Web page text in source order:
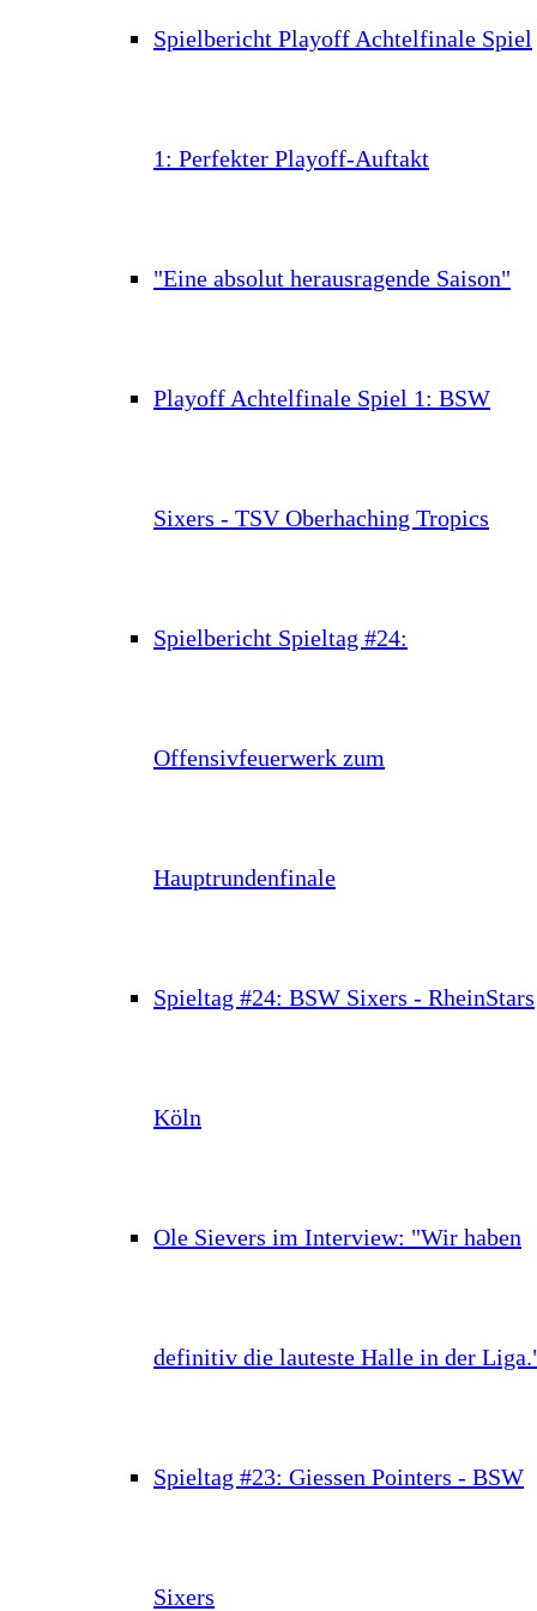
Spielbericht Playoff Achtelfinale Spiel
1: Perfekter Playoff-Auftakt
"Eine absolut herausragende Saison"
Playoff Achtelfinale Spiel 1: BSW
Sixers - TSV Oberhaching Tropics
Spielbericht Spieltag #24:
Offensivfeuerwerk zum
Hauptrundenfinale
Spieltag #24: BSW Sixers - RheinStars
Köln
Ole Sievers im Interview: "Wir haben
definitiv die lauteste Halle in der
Spieltag #23: Giessen Pointers - BSW
Sixers